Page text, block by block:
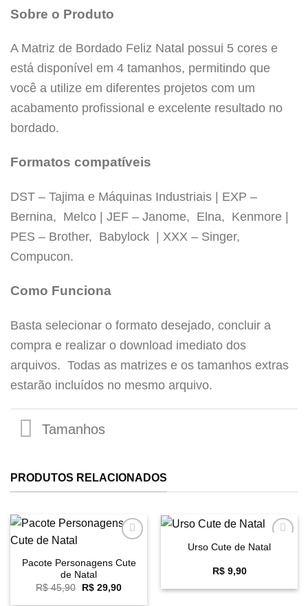
Sobre o Produto
A Matriz de Bordado Feliz Natal possui 5 cores e
está disponível em 4 tamanhos, permitindo que
você a utilize em diferentes projetos com um
acabamento profissional e excelente resultado no
bordado.
Formatos compatíveis
DST – Tajima e Máquinas Industriais | EXP –
Bernina, Melco | JEF – Janome, Elna, Kenmore |
PES – Brother, Babylock | XXX – Singer,
Compucon.
Como Funciona
Basta selecionar o formato desejado, concluir a
compra e realizar o download imediato dos
arquivos. Todas as matrizes e os tamanhos extras
estarão incluídos no mesmo arquivo.
Tamanhos
PRODUTOS RELACIONADOS
Pacote Personagens Cute
de Natal
R$45,90
O
R$29,90O
Favoritar
Urso Cute de Natal
R$9,90